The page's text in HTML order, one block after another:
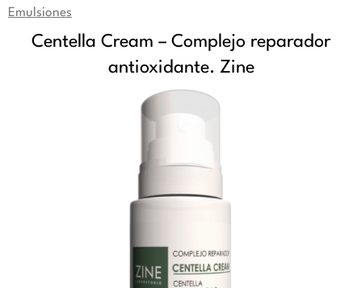
Emulsiones
Centella Cream – Complejo reparador
antioxidante. Zine